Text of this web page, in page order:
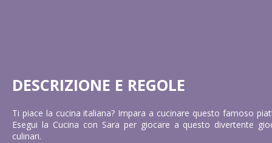
DESCRIZIONE E REGOLE
Ti piace la cucina italiana? Impara a cucinare questo famoso
Esegui la Cucina con Sara per giocare a questo divertente
culinari.